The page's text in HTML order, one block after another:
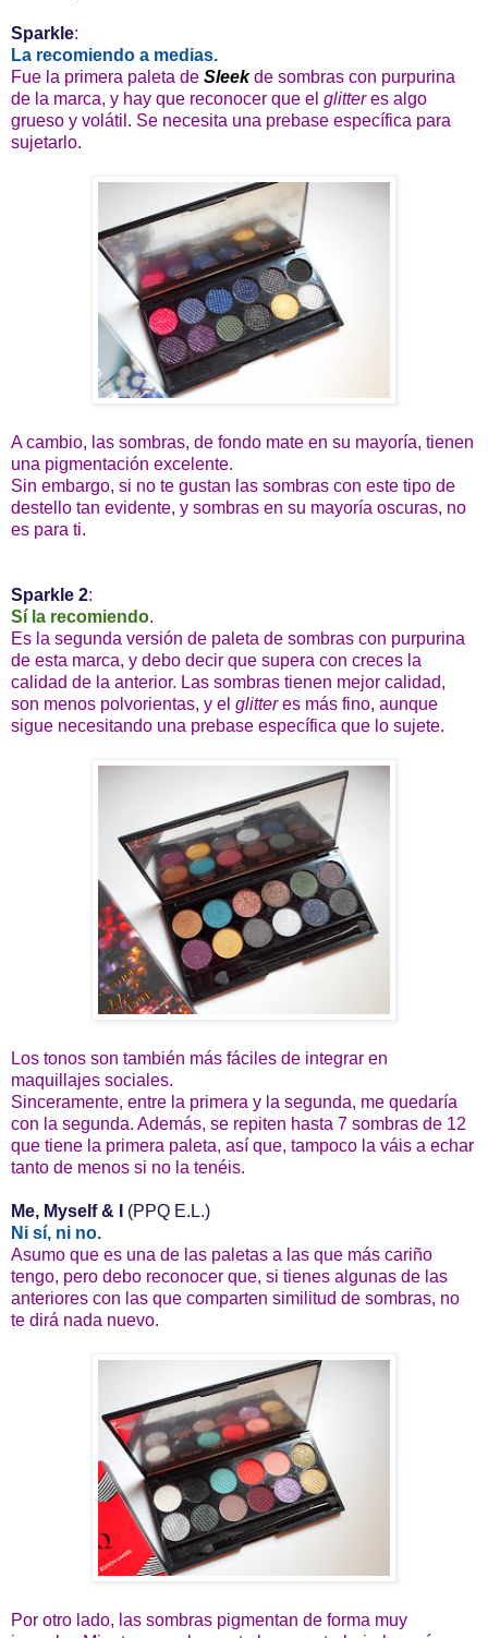
Sparkle:
La recomiendo a medias.
Fue la primera paleta de Sleekde sombras con purpurina
de la marca, y hay que reconocer que el glitteres algo
grueso y volátil. Se necesita una prebase específica para
sujetarlo.
A cambio, las sombras, de fondo mate en su mayoría, tienen
una pigmentación excelente.
Sin embargo, si no te gustan las sombras con este tipo de
destello tan evidente, y sombras en su mayoría oscuras, no
es para ti.
Sparkle 2:
Sí la recomiendo.
Es la segunda versión de paleta de sombras con purpurina
de esta marca, y debo decir que supera con creces la
calidad de la anterior. Las sombras tienen mejor calidad,
son menos polvorientas, y el glitteres más fino, aunque
sigue necesitando una prebase específica que lo sujete.
Los tonos son también más fáciles de integrar en
maquillajes sociales.
Sinceramente, entre la primera y la segunda, me quedaría
con la segunda. Además, se repiten hasta 7 sombras de 12
que tiene la primera paleta, así que, tampoco la váis a echar
tanto de menos si no la tenéis.
Me, Myself & I
(PPQ E.L.)
Ni sí, ni no.
Asumo que es una de las paletas a las que más cariño
tengo, pero debo reconocer que, si tienes algunas de las
anteriores con las que comparten similitud de sombras, no
te dirá nada nuevo.
Por otro lado, las sombras pigmentan de forma muy